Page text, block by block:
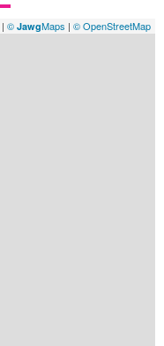
| © JawgMaps | © OpenStreetMap